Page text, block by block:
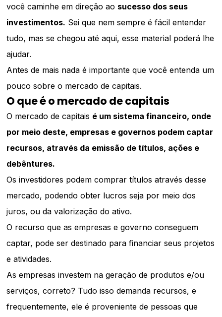
você caminhe em direção ao sucesso dos seus
investimentos. Sei que nem sempre é fácil entender
tudo, mas se chegou até aqui, esse material poderá lhe
ajudar.
Antes de mais nada é importante que você entenda um
pouco sobre o mercado de capitais.
O que é o mercado de capitais
O mercado de capitais é um sistema financeiro, onde
por meio deste, empresas e governos podem captar
recursos, através da emissão de títulos, ações e
debêntures.
Os investidores podem comprar títulos através desse
mercado, podendo obter lucros seja por meio dos
juros, ou da valorização do ativo.
O recurso que as empresas e governo conseguem
captar, pode ser destinado para financiar seus projetos
e atividades.
As empresas investem na geração de produtos e/ou
serviços, correto? Tudo isso demanda recursos, e
frequentemente, ele é proveniente de pessoas que